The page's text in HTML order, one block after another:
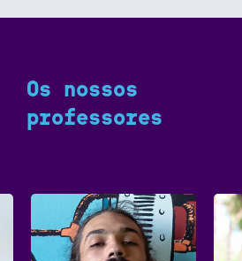
Os nossos
professores